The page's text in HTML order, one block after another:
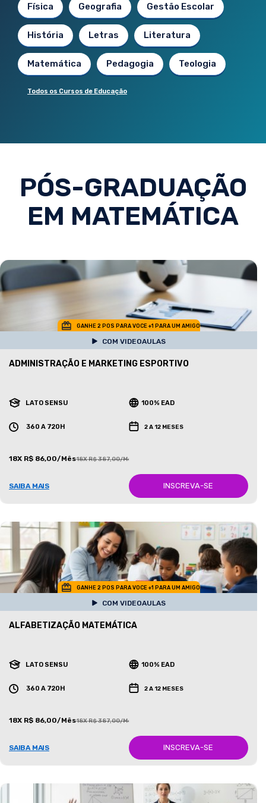
Física Geografia Gestão Escolar
História Letras Literatura
Matemática Pedagogia Teologia
Todos os Cursos de Educação
PÓS-GRADUAÇÃO
EM MATEMÁTICA
GANHE 2 POS PARA VOCE +1 PARA UM AMIGO
COM VIDEOAULAS
ADMINISTRAÇÃO E MARKETING ESPORTIVO
LATO SENSU 100% EAD
360 A 720H 2 A 12 MESES
18X R$ 86,00/Mês18X R$ 387,00/Mês
SAIBA MAIS INSCREVA-SE
GANHE 2 POS PARA VOCE +1 PARA UM AMIGO
COM VIDEOAULAS
ALFABETIZAÇÃO MATEMÁTICA
LATO SENSU 100% EAD
360 A 720H 2 A 12 MESES
18X R$ 86,00/Mês18X R$ 387,00/Mês
SAIBA MAIS INSCREVA-SE